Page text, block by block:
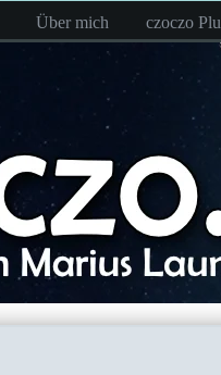
Über mich czoczo